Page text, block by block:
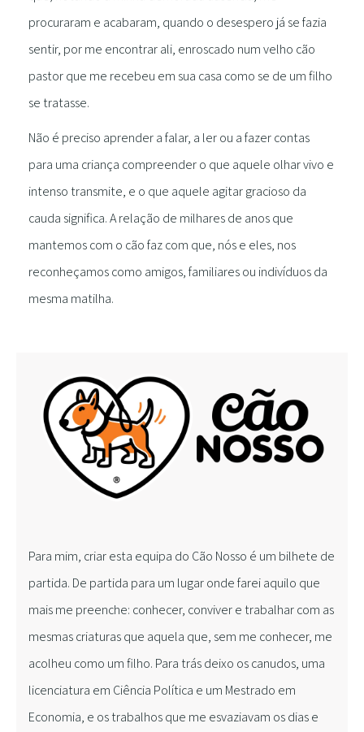
procuraram e acabaram, quando o desespero já se fazia
sentir, por me encontrar ali, enroscado num velho cão
pastor que me recebeu em sua casa como se de um filho
se tratasse.
Não é preciso aprender a falar, a ler ou a fazer contas
para uma criança compreender o que aquele olhar vivo e
intenso transmite, e o que aquele agitar gracioso da
cauda significa. A relação de milhares de anos que
mantemos com o cão faz com que, nós e eles, nos
reconheçamos como amigos, familiares ou indivíduos da
mesma matilha.
Para mim, criar esta equipa do Cão Nosso é um bilhete de
partida. De partida para um lugar onde farei aquilo que
mais me preenche: conhecer, conviver e trabalhar com as
mesmas criaturas que aquela que, sem me conhecer, me
acolheu como um filho. Para trás deixo os canudos, uma
licenciatura em Ciência Política e um Mestrado em
Economia, e os trabalhos que me esvaziavam os dias e